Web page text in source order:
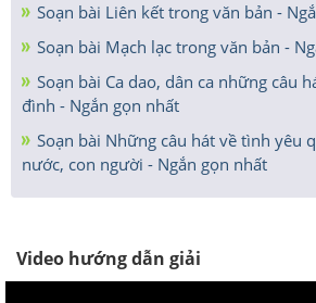
Soạn bài Liên kết trong văn bản -
Soạn bài Mạch lạc trong văn bản -
Soạn bài Ca dao, dân ca những câu
đình - Ngắn gọn nhất
Soạn bài Những câu hát về tình yêu
nước, con người - Ngắn gọn nhất
Video hướng dẫn giải